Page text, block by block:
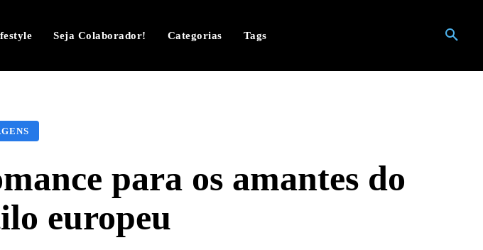
Seja Colaborador! Categorias Tags
para os amantes do
europeu